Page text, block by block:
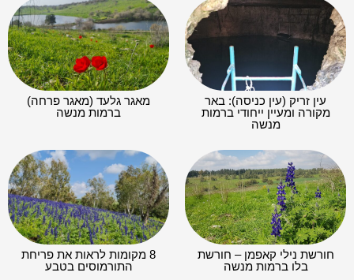
עין זריק (עין כניסה): באר
מקורה ומעיין ייחודי ברמות
מנשה
מאגר גלעד (מאגר פרחה)
ברמות מנשה
חורשת נילי קאפמן – חורשת
בלו ברמות מנשה
8 מקומות לראות את פריחת
התורמוסים בטבע